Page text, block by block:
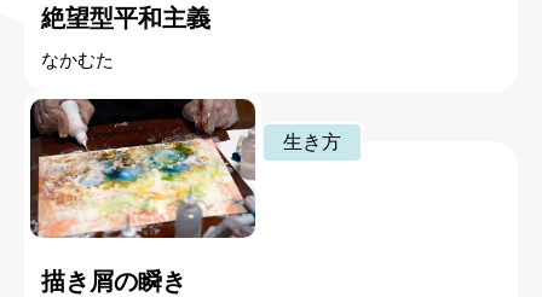
絶望型平和主義
なかむた
生き方
描き屑の瞬き